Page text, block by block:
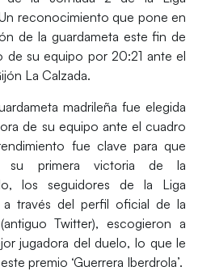
reconocimiento que pone en
de la guardameta este fin de
de su equipo por20:21 ante el
La Calzada.
madrileña fue elegida
de su equipo ante el cuadro
fue clave para que
su primera victoria de la
los seguidores de la Liga
a través del perfil oficial de la
Twitter), escogieron a
jugadora del duelo, lo que le
premio ‘Guerrera Iberdrola’.